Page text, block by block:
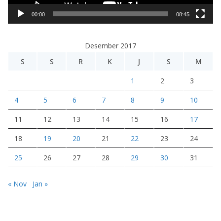
d
00:00 08:45
Desember 2017
S
S R K J S M
1 2 3
4 5 6 7 8 9 10
11 12 13 14 15 16 17
18 19 20 21 22 23 24
25 26 27 28 29 30 31
« Nov Jan »